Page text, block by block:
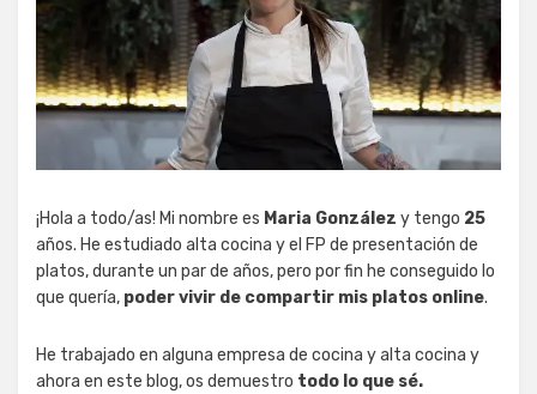
¡Hola a todo/as! Mi nombre es Maria González y tengo 25
años. He estudiado alta cocina y el FP de presentación de
platos, durante un par de años, pero por fin he conseguido lo
que quería, poder vivir de compartir mis platos online.
He trabajado en alguna empresa de cocina y alta cocina y
ahora en este blog, os demuestro todo lo que sé.